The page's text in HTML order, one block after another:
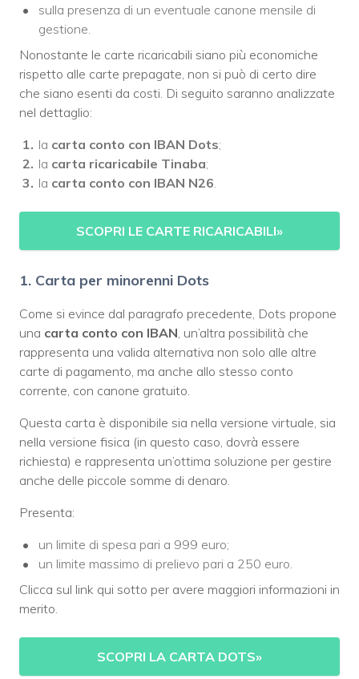
sulla presenza di un eventuale canone mensile di
gestione.
Nonostante le carte ricaricabili siano più economiche
rispetto alle carte prepagate, non si può di certo dire
che siano esenti da costi. Di seguito saranno analizzate
nel dettaglio:
la carta conto con IBAN Dots;
la carta ricaricabile Tinaba;
la carta conto con IBAN N26.
SCOPRI LE CARTE RICARICABILI»
1. Carta per minorenni Dots
Come si evince dal paragrafo precedente, Dots propone
una carta conto con IBAN, un’altra possibilità che
rappresenta una valida alternativa non solo alle altre
carte di pagamento, ma anche allo stesso conto
corrente, con canone gratuito.
Questa carta è disponibile sia nella versione virtuale, sia
nella versione fisica (in questo caso, dovrà essere
richiesta) e rappresenta un’ottima soluzione per gestire
anche delle piccole somme di denaro.
Presenta:
un limite di spesa pari a 999 euro;
un limite massimo di prelievo pari a 250 euro.
Clicca sul link qui sotto per avere maggiori informazioni in
merito.
SCOPRI LA CARTA DOTS»